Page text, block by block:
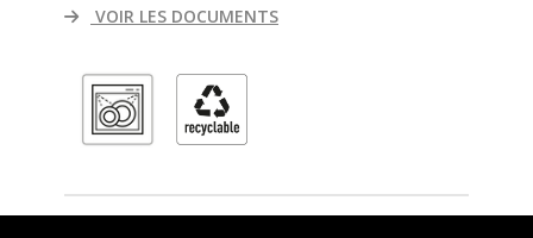
VOIR LES DOCUMENTS